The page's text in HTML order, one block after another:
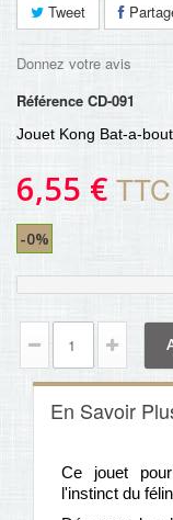
Tweet
Donnez votre avis
Référence CD-091
Jouet Kong Bat-a-bout
6,55 € TTC
-0%
En Savoir
Ce jouet
l'instinct du